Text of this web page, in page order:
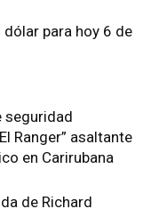
para hoy 6 de
seguridad
Ranger” asaltante
en Carirubana
de Richard